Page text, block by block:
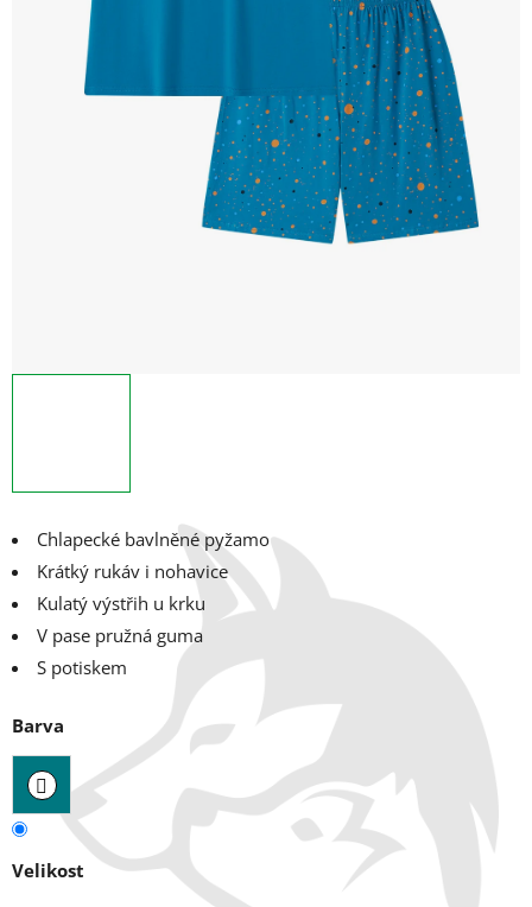
Chlapecké bavlněné pyžamo
Krátký rukáv i nohavice
Kulatý výstřih u krku
V pase pružná guma
S potiskem
Barva
Velikost